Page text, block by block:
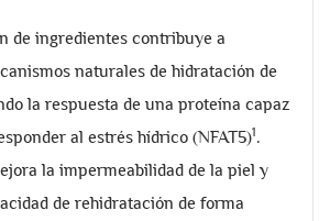
de ingredientes contribuye a
naturales de hidratación de
la respuesta de una proteína capaz
al estrés hídrico (NFAT5)1.
la impermeabilidad de la piel y
de rehidratación de forma